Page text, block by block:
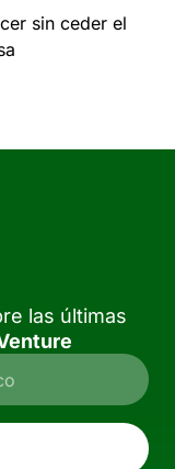
sin ceder el
las últimas